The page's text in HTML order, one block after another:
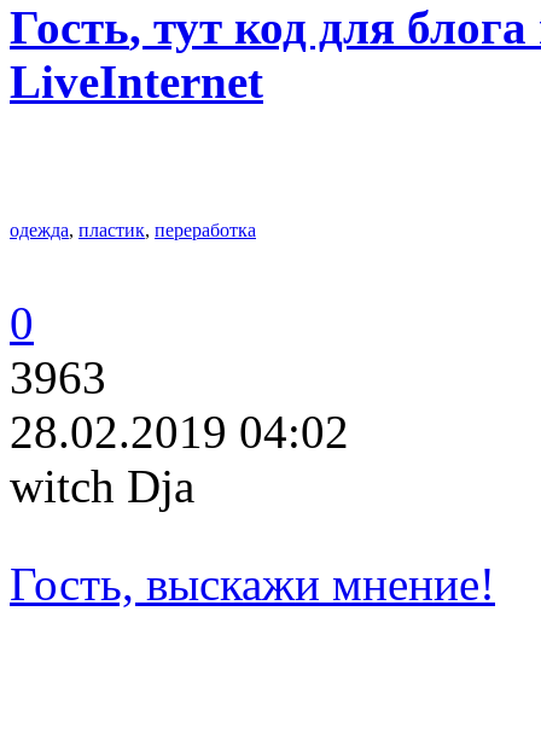
Гость, тут код для
LiveInternet
одежда, пластик, переработка
0
3963
28.02.2019 04:02
witch Dja
Гость, выскажи мнение!